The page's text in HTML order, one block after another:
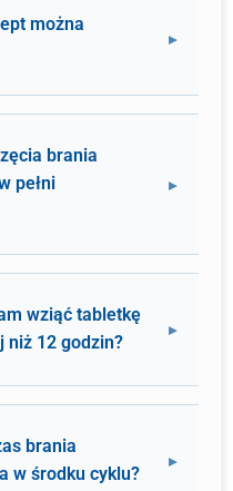
można
brania
pełni
wziąć tabletkę
niż 12 godzin?
brania
w środku cyklu?